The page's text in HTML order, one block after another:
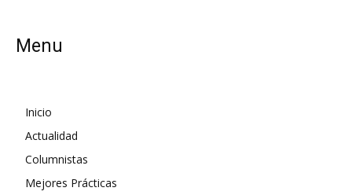
Menu
Inicio
Actualidad
Columnistas
Mejores Prácticas